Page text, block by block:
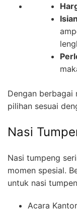
Dengan berbagai
pilihan sesuai
Nasi
Nasi tumpeng
momen spesial.
untuk nasi
Acara